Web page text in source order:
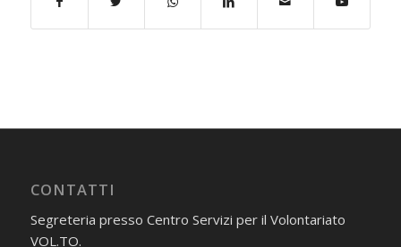
CONTATTI
Segreteria presso Centro Servizi per il Volontariato
VOL.TO.